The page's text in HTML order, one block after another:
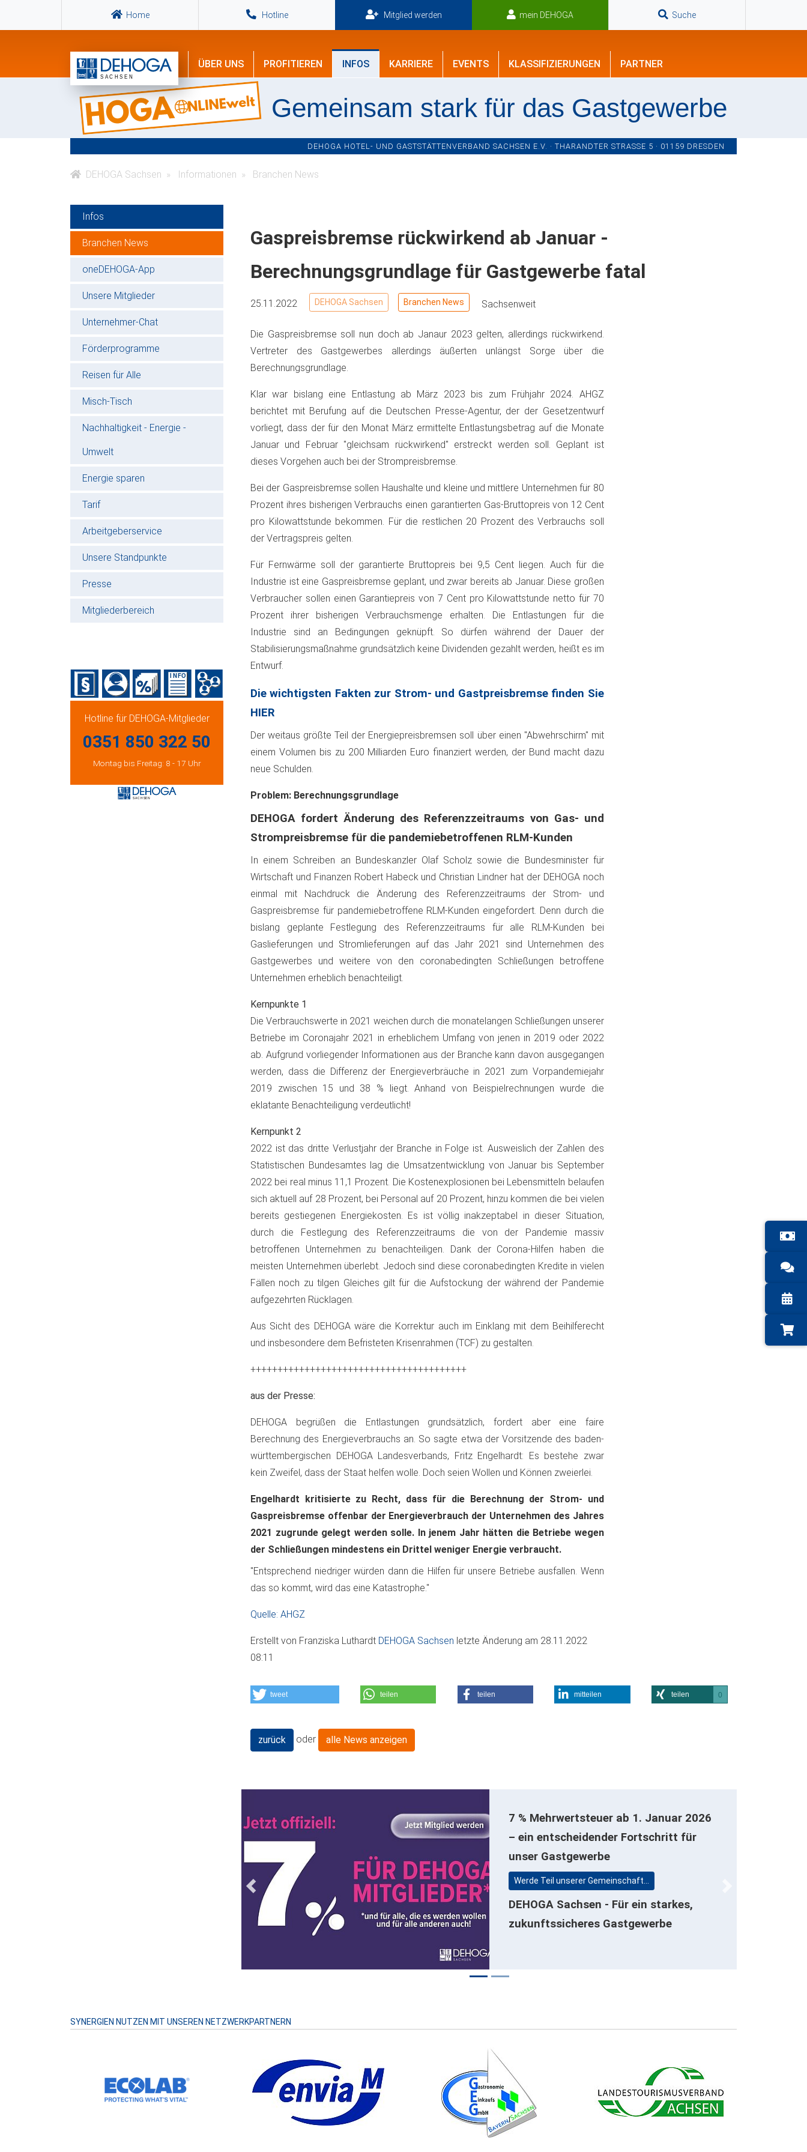
Home Hotline Mitglied werden mein DEHOGA Suche
ÜBER UNS PROFITIEREN INFOS KARRIERE EVENTS KLASSIFIZIERUNGEN PARTNER
Gemeinsam stark für das Gastgewerbe
DEHOGA HOTEL- UND GASTSTÄTTENVERBAND SACHSEN E.V. · THARANDTER STRASSE 5 · 01159 DRESDEN
DEHOGA Sachsen Informationen Branchen News
Infos
Branchen News
oneDEHOGA-App
Unsere Mitglieder
Unternehmer-Chat
Förderprogramme
Reisen für Alle
Misch-Tisch
Nachhaltigkeit - Energie -
Umwelt
Energie sparen
Tarif
Arbeitgeberservice
Unsere Standpunkte
Presse
Mitgliederbereich
Hotline für DEHOGA-Mitglieder
0351 850 322 50
Montag bis Freitag: 8 - 17 Uhr
Gaspreisbremse rückwirkend ab Januar -
Berechnungsgrundlage für Gastgewerbe fatal
25.11.2022 DEHOGA Sachsen Branchen News Sachsenweit
Die Gaspreisbremse soll nun doch ab Janaur 2023 gelten, allerdings rückwirkend.
Vertreter des Gastgewerbes allerdings äußerten unlängst Sorge über die
Berechnungsgrundlage.
Klar war bislang eine Entlastung ab März 2023 bis zum Frühjahr 2024. AHGZ
berichtet mit Berufung auf die Deutschen Presse-Agentur, der der Gesetzentwurf
vorliegt, dass der für den Monat März ermittelte Entlastungsbetrag auf die Monate
Januar und Februar "gleichsam rückwirkend" erstreckt werden soll. Geplant ist
dieses Vorgehen auch bei der Strompreisbremse.
Bei der Gaspreisbremse sollen Haushalte und kleine und mittlere Unternehmen für 80
Prozent ihres bisherigen Verbrauchs einen garantierten Gas-Bruttopreis von 12 Cent
pro Kilowattstunde bekommen. Für die restlichen 20 Prozent des Verbrauchs soll
der Vertragspreis gelten.
Für Fernwärme soll der garantierte Bruttopreis bei 9,5 Cent liegen. Auch für die
Industrie ist eine Gaspreisbremse geplant, und zwar bereits ab Januar. Diese großen
Verbraucher sollen einen Garantiepreis von 7 Cent pro Kilowattstunde netto für 70
Prozent ihrer bisherigen Verbrauchsmenge erhalten. Die Entlastungen für die
Industrie sind an Bedingungen geknüpft. So dürfen während der Dauer der
Stabilisierungsmaßnahme grundsätzlich keine Dividenden gezahlt werden, heißt es im
Entwurf.
Die wichtigsten Fakten zur Strom- und Gastpreisbremse finden Sie
HIER
Der weitaus größte Teil der Energiepreisbremsen soll über einen "Abwehrschirm" mit
einem Volumen bis zu 200 Milliarden Euro finanziert werden, der Bund macht dazu
neue Schulden.
Problem: Berechnungsgrundlage
DEHOGA fordert Änderung des Referenzzeitraums von Gas- und
Strompreisbremse für die pandemiebetroffenen RLM-Kunden
In einem Schreiben an Bundeskanzler Olaf Scholz sowie die Bundesminister für
Wirtschaft und Finanzen Robert Habeck und Christian Lindner hat der DEHOGA noch
einmal mit Nachdruck die Änderung des Referenzzeitraums der Strom- und
Gaspreisbremse für pandemiebetroffene RLM-Kunden eingefordert. Denn durch die
bislang geplante Festlegung des Referenzzeitraums für alle RLM-Kunden bei
Gaslieferungen und Stromlieferungen auf das Jahr 2021 sind Unternehmen des
Gastgewerbes und weitere von den coronabedingten Schließungen betroffene
Unternehmen erheblich benachteiligt.
Kernpunkte 1
Die Verbrauchswerte in 2021 weichen durch die monatelangen Schließungen unserer
Betriebe im Coronajahr 2021 in erheblichem Umfang von jenen in 2019 oder 2022
ab. Aufgrund vorliegender Informationen aus der Branche kann davon ausgegangen
werden, dass die Differenz der Energieverbräuche in 2021 zum Vorpandemiejahr
2019 zwischen 15 und 38 % liegt. Anhand von Beispielrechnungen wurde die
eklatante Benachteiligung verdeutlicht!
Kernpunkt 2
2022 ist das dritte Verlustjahr der Branche in Folge ist. Ausweislich der Zahlen des
Statistischen Bundesamtes lag die Umsatzentwicklung von Januar bis September
2022 bei real minus 11,1 Prozent. Die Kostenexplosionen bei Lebensmitteln belaufen
sich aktuell auf 28 Prozent, bei Personal auf 20 Prozent, hinzu kommen die bei vielen
bereits gestiegenen Energiekosten. Es ist völlig inakzeptabel in dieser Situation,
durch die Festlegung des Referenzzeitraums die von der Pandemie massiv
betroffenen Unternehmen zu benachteiligen. Dank der Corona-Hilfen haben die
meisten Unternehmen überlebt. Jedoch sind diese coronabedingten Kredite in vielen
Fällen noch zu tilgen Gleiches gilt für die Aufstockung der während der Pandemie
aufgezehrten Rücklagen.
Aus Sicht des DEHOGA wäre die Korrektur auch im Einklang mit dem Beihilferecht
und insbesondere dem Befristeten Krisenrahmen (TCF) zu gestalten.
++++++++++++++++++++++++++++++++++++++++
aus der Presse:
DEHOGA begrüßen die Entlastungen grundsätzlich, fordert aber eine faire
Berechnung des Energieverbrauchs an. So sagte etwa der Vorsitzende des baden-
württembergischen DEHOGA Landesverbands, Fritz Engelhardt: Es bestehe zwar
kein Zweifel, dass der Staat helfen wolle. Doch seien Wollen und Können zweierlei.
Engelhardt kritisierte zu Recht, dass für die Berechnung der Strom- und
Gaspreisbremse offenbar der Energieverbrauch der Unternehmen des Jahres
2021 zugrunde gelegt werden solle. In jenem Jahr hätten die Betriebe wegen
der Schließungen mindestens ein Drittel weniger Energie verbraucht.
"Entsprechend niedriger würden dann die Hilfen für unsere Betriebe ausfallen. Wenn
das so kommt, wird das eine Katastrophe."
Quelle: AHGZ
Erstellt von Franziska Luthardt DEHOGA Sachsen letzte Änderung am 28.11.2022
08:11
tweet teilen teilen mitteilen teilen 0
zurück oder alle News anzeigen
7 % Mehrwertsteuer ab 1. Januar 2026
– ein entscheidender Fortschritt für
unser Gastgewerbe
Werde Teil unserer Gemeinschaft…
DEHOGA Sachsen - Für ein starkes,
zukunftssicheres Gastgewerbe
Previous
SYNERGIEN NUTZEN MIT UNSEREN NETZWERKPARTNERN